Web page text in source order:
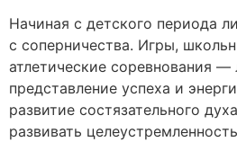
Начиная с детского периода
с соперничества. Игры,
атлетические соревнования —
представление успеха и
развитие состязательного
развивать